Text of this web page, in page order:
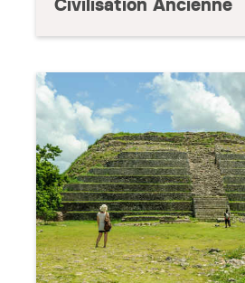
Civilisation Ancienne